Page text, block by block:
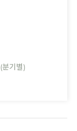
분기별)